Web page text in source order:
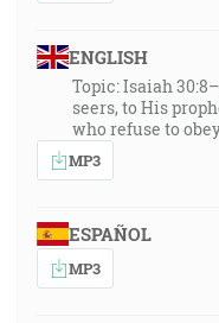
ENGLISH
Topic: Isaiah
seers, to His
who refuse to
MP3
ESPAÑOL
MP3